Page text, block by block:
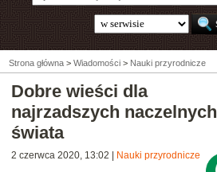
Strona główna > Wiadomości > Nauki przyrodnicze
Dobre wieści dla
najrzadszych naczelnych
świata
2 czerwca 2020, 13:02 Nauki przyrodnicze